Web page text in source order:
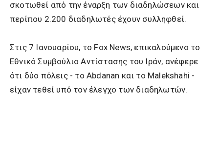
σκοτωθεί από την έναρξη των διαδηλώσεων και
περίπου 2.200 διαδηλωτές έχουν συλληφθεί.
Στις 7 Ιανουαρίου, το Fox News, επικαλούμενο το
Εθνικό Συμβούλιο Αντίστασης του Ιράν, ανέφερε
ότι δύο πόλεις - το Abdanan και το Malekshahi -
είχαν τεθεί υπό τον έλεγχο των διαδηλωτών.